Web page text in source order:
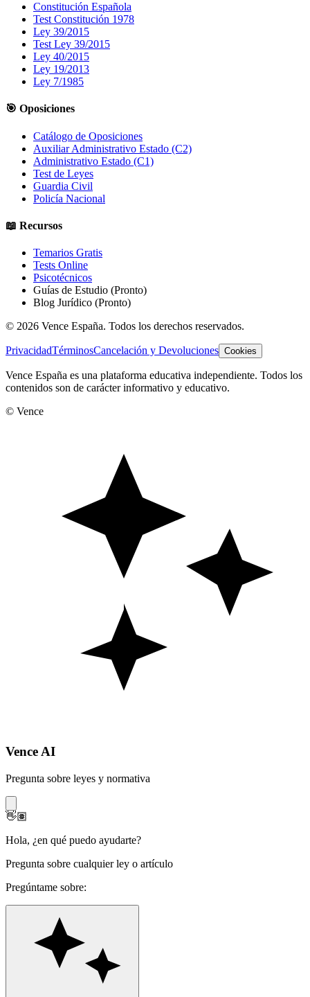
Constitución Española
Test Constitución 1978
Ley 39/2015
Test Ley 39/2015
Ley 40/2015
Ley 19/2013
Ley 7/1985
🎯 Oposiciones
Catálogo de Oposiciones
Auxiliar Administrativo Estado (C2)
Administrativo Estado (C1)
Test de Leyes
Guardia Civil
Policía Nacional
📖 Recursos
Temarios Gratis
Tests Online
Psicotécnicos
Guías de Estudio (Pronto)
Blog Jurídico (Pronto)
© 2026 Vence España. Todos los derechos reservados.
PrivacidadTérminosCancelación y Devoluciones Cookies
Vence España es una plataforma educativa independiente. Todos los
contenidos son de carácter informativo y educativo.
© Vence
Vence AI
Pregunta sobre leyes y normativa
👋🏽
Hola, ¿en qué puedo ayudarte?
Pregunta sobre cualquier ley o artículo
Pregúntame sobre: